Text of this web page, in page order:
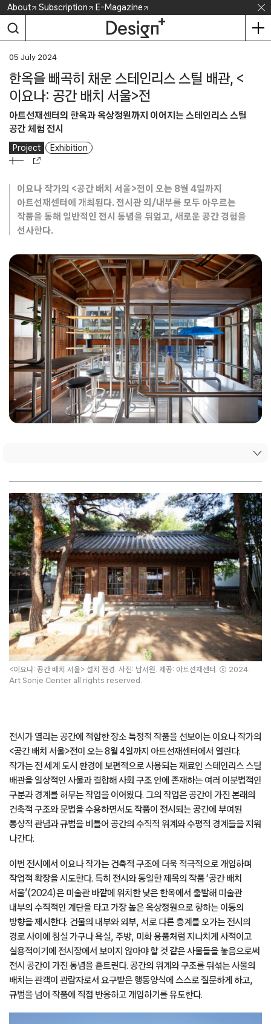
Skip
content
About Subscription E-Magazine
05 July 2024
한옥을 빼곡히 채운 스테인리스 스틸 배관, <
이요나: 공간 배치 서울>전
아트선재센터의 한옥과 옥상정원까지 이어지는 스테인리스 스틸
공간 체험 전시
Project Exhibition
이요나 작가의 <공간 배치 서울>전이 오는 8월 4일까지
아트선재센터에 개최된다. 전시관 외/내부를 모두 아우르는
작품을 통해 일반적인 전시 통념을 뒤엎고, 새로운 공간 경험을
선사한다.
<이요나: 공간 배치 서울> 설치 전경. 사진: 남서원. 제공: 아트선재센터. ⓒ 2024.
Art Sonje Center all rights reserved.
전시가 열리는 공간에 적합한 장소 특정적 작품을 선보이는 이요나 작가의
<공간 배치 서울>전이 오는 8월 4일까지 아트선재센터에서 열린다.
작가는 전 세계 도시 환경에 보편적으로 사용되는 재료인 스테인리스 스틸
배관을 일상적인 사물과 결합해 사회 구조 안에 존재하는 여러 이분법적인
구분과 경계를 허무는 작업을 이어왔다. 그의 작업은 공간이 가진 본래의
건축적 구조와 문법을 수용하면서도 작품이 전시되는 공간에 부여된
통상적 관념과 규범을 비틀어 공간의 수직적 위계와 수평적 경계들을 지워
나간다.
이번 전시에서 이요나 작가는 건축적 구조에 더욱 적극적으로 개입하며
작업적 확장을 시도한다. 특히 전시와 동일한 제목의 작품 ‘공간 배치
서울’(2024)은 미술관 바깥에 위치한 낮은 한옥에서 출발해 미술관
내부의 수직적인 계단을 타고 가장 높은 옥상정원으로 향하는 이동의
방향을 제시한다. 건물의 내부와 외부, 서로 다른 층계를 오가는 전시의
경로 사이에 침실 가구나 욕실, 주방, 미화 용품처럼 지나치게 사적이고
실용적이기에 전시장에서 보이지 않아야 할 것 같은 사물들을 놓음으로써
전시 공간이 가진 통념을 흩트린다. 공간의 위계와 구조를 뒤섞는 사물의
배치는 관객이 관람자로서 요구받은 행동양식에 스스로 질문하게 하고,
규범을 넘어 작품에 직접 반응하고 개입하기를 유도한다.